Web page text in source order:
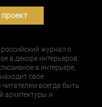
журнал о
в декоре интерьеров,
в интерьере,
свое
всегда быть
архитектуры и